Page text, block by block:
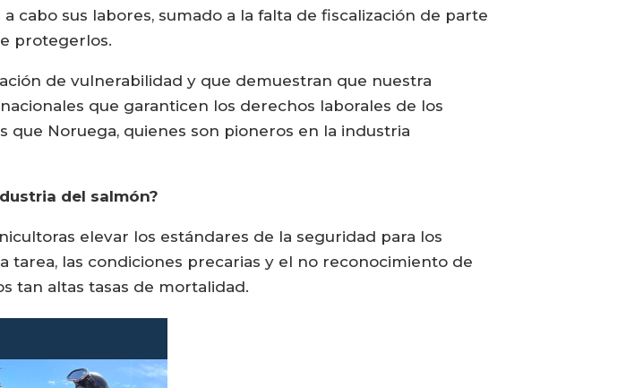
cabo sus labores, sumado a la falta de fiscalización de parte
protegerlos.
de vulnerabilidad y que demuestran que nuestra
que garanticen los derechos laborales de los
Noruega, quienes son pioneros en la industria
del salmón?
elevar los estándares de la seguridad para los
tarea, las condiciones precarias y el no reconocimiento de
tan altas tasas de mortalidad.